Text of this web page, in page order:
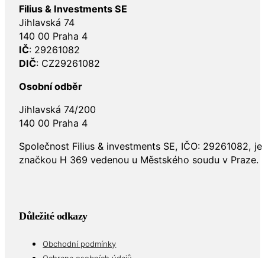
Filius & Investments SE
Jihlavská 74
140 00 Praha 4
IČ: 29261082
DIČ: CZ29261082
Osobní odběr
Jihlavská 74/200
140 00 Praha 4
Společnost Filius & investments SE, IČO: 29261082,
značkou H 369 vedenou u Městského soudu v Praze.
Důležité odkazy
Obchodní podmínky